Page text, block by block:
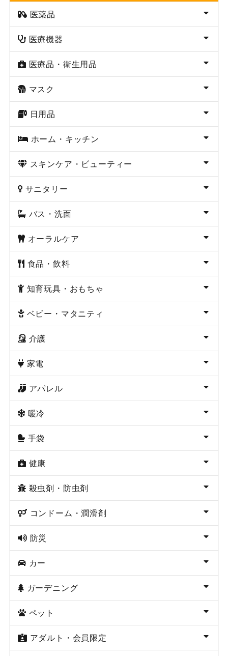
医薬品
医療機器
医療品・衛生用品
マスク
日用品
ホーム・キッチン
スキンケア・ビューティー
サニタリー
バス・洗面
オーラルケア
食品・飲料
知育玩具・おもちゃ
ベビー・マタニティ
介護
家電
アパレル
暖冷
手袋
健康
殺虫剤・防虫剤
コンドーム・潤滑剤
防災
カー
ガーデニング
ペット
アダルト・会員限定